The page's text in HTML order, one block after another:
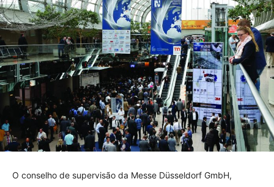
O conselho de supervisão da Messe Düsseldorf GmbH,